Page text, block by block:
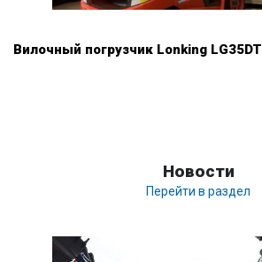
Вилочный погрузчик Lonking LG35DT
Новости
Перейти в раздел